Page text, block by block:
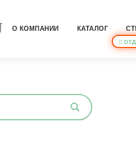
О КОМПАНИИ КАТАЛОГ